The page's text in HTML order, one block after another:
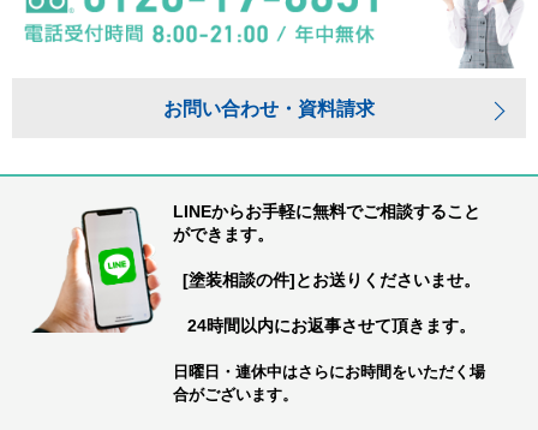
お問い合わせ・資料請求
LINEからお手軽に無料でご相談すること
ができます。
[塗装相談の件]とお送りくださいませ。
24時間以内にお返事させて頂きます。
日曜日・連休中はさらにお時間をいただく場
合がございます。